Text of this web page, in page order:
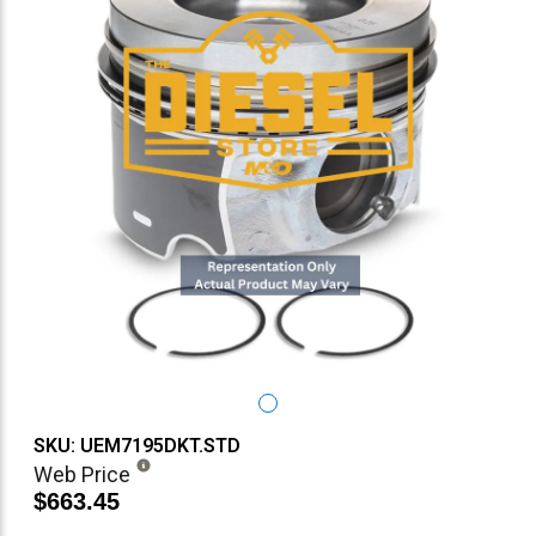
SKU: UEM7195DKT.STD
Web Price
$663.45